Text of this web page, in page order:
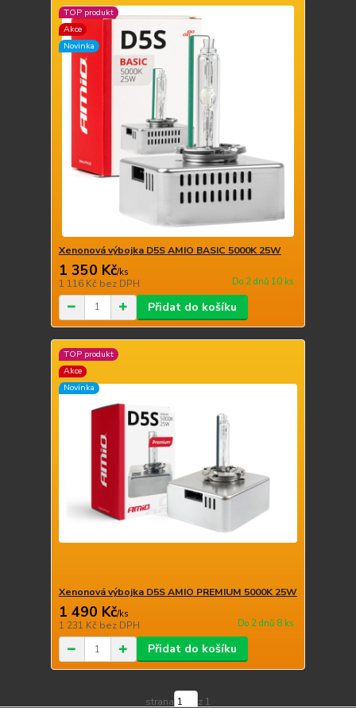
TOP produkt
Akce
Novinka
Xenonová výbojka D5S AMIO BASIC 5000K 25W
1 350 Kč/ks
1 116 Kč bez DPH Do 2 dnů 10 ks
Přidat do košíku
TOP produkt
Akce
Novinka
Xenonová výbojka D5S AMIO PREMIUM 5000K 25W
1 490 Kč/ks
1 231 Kč bez DPH Do 2 dnů 8 ks
Přidat do košíku
strana z 1